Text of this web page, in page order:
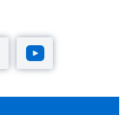
w nowej karcie
się w nowej
Otwiera się w